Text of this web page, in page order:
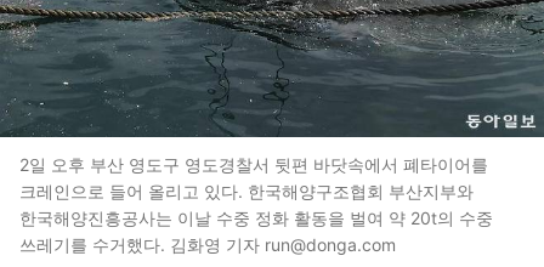
2일 오후 부산 영도구 영도경찰서 뒷편 바닷속에서 폐타이어를
크레인으로 들어 올리고 있다. 한국해양구조협회 부산지부와
한국해양진흥공사는 이날 수중 정화 활동을 벌여 약 20t의 수중
쓰레기를 수거했다. 김화영 기자 run@donga.com